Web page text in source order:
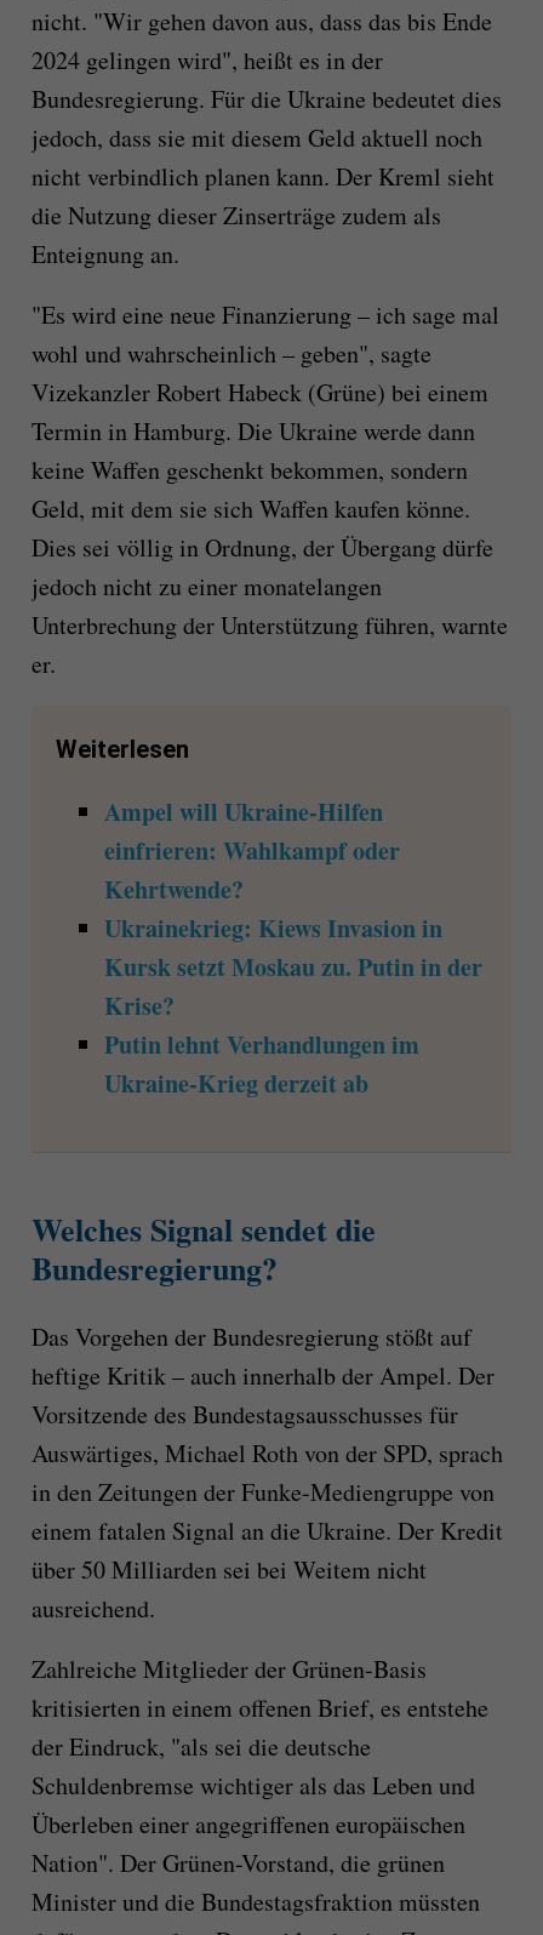
nicht. "Wir gehen davon aus, dass das bis Ende
2024 gelingen wird", heißt es in der
Bundesregierung. Für die Ukraine bedeutet dies
jedoch, dass sie mit diesem Geld aktuell noch
nicht verbindlich planen kann. Der Kreml sieht
die Nutzung dieser Zinserträge zudem als
Enteignung an.
"Es wird eine neue Finanzierung – ich sage mal
wohl und wahrscheinlich – geben", sagte
Vizekanzler Robert Habeck (Grüne) bei einem
Termin in Hamburg. Die Ukraine werde dann
keine Waffen geschenkt bekommen, sondern
Geld, mit dem sie sich Waffen kaufen könne.
Dies sei völlig in Ordnung, der Übergang dürfe
jedoch nicht zu einer monatelangen
Unterbrechung der Unterstützung führen, warnte
er.
Weiterlesen
Ampel will Ukraine-Hilfen
einfrieren: Wahlkampf oder
Kehrtwende?
Ukrainekrieg: Kiews Invasion in
Kursk setzt Moskau zu. Putin in der
Krise?
Putin lehnt Verhandlungen im
Ukraine-Krieg derzeit ab
Welches Signal sendet die
Bundesregierung?
Das Vorgehen der Bundesregierung stößt auf
heftige Kritik – auch innerhalb der Ampel. Der
Vorsitzende des Bundestagsausschusses für
Auswärtiges, Michael Roth von der SPD, sprach
in den Zeitungen der Funke-Mediengruppe von
einem fatalen Signal an die Ukraine. Der Kredit
über 50 Milliarden sei bei Weitem nicht
ausreichend.
Zahlreiche Mitglieder der Grünen-Basis
kritisierten in einem offenen Brief, es entstehe
der Eindruck, "als sei die deutsche
Schuldenbremse wichtiger als das Leben und
Überleben einer angegriffenen europäischen
Nation". Der Grünen-Vorstand, die grünen
Minister und die Bundestagsfraktion müssten